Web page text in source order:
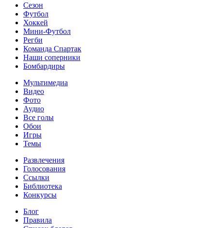
Сезон
Футбол
Хоккей
Мини-Футбол
Регби
Команда Спартак
Наши соперники
Бомбардиры
Мультимедиа
Видео
Фото
Аудио
Все голы
Обои
Игры
Темы
Развлечения
Голосования
Ссылки
Библиотека
Конкурсы
Блог
Правила